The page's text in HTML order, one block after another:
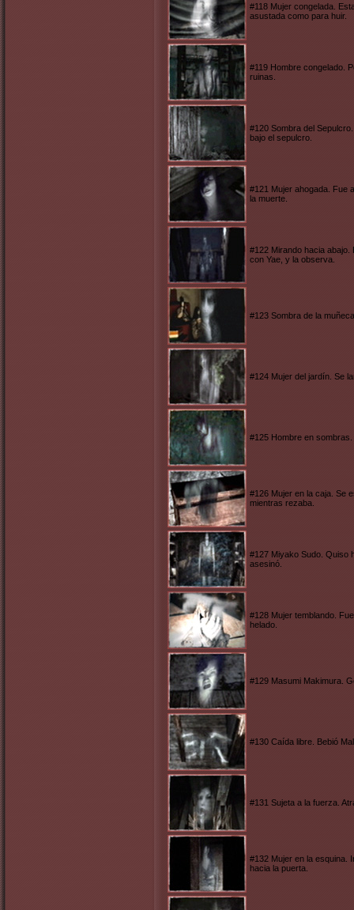
#118 Mujer congelada.
asustada como para huir.
#119 Hombre congelado.
ruinas.
#120 Sombra del
bajo el sepulcro.
#121 Mujer ahogada. Fue
la muerte.
#122 Mirando hacia abajo.
con Yae, y la observa.
#123 Sombra de la
#124 Mujer del jardín. Se
#125 Hombre en
#126 Mujer en la caja. Se
mientras rezaba.
#127 Miyako Sudo. Quiso
asesinó.
#128 Mujer temblando.
helado.
#129 Masumi Makimura.
#130 Caída libre. Bebió
#131 Sujeta a la fuerza.
#132 Mujer en la esquina.
hacia la puerta.